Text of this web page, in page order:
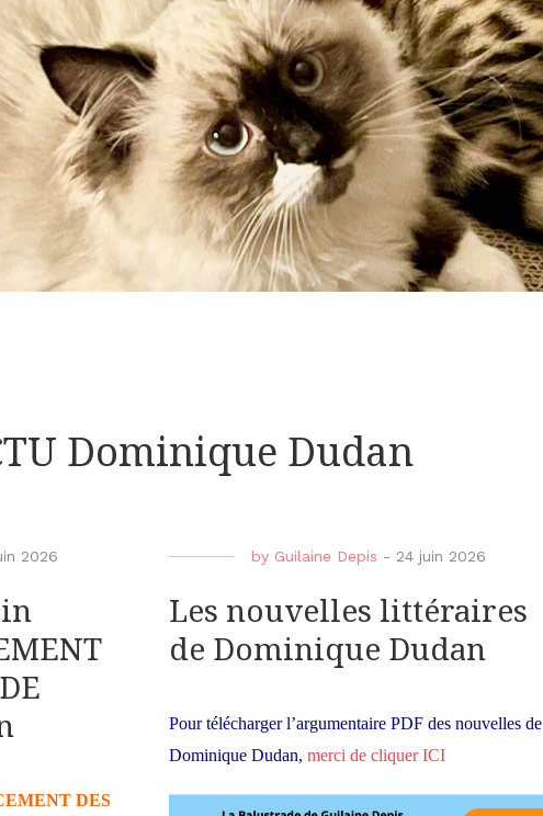
Dominique Dudan
2026
DES
by Guilaine Depis - 24 juin 2026
Les nouvelles littéraires
de Dominique Dudan
Pour télécharger l’argumentaire PDF des nouvelles de
Dominique Dudan, merci de cliquer ICI